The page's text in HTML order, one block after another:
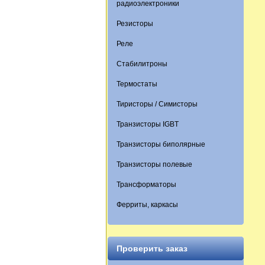
радиоэлектроники
Резисторы
Реле
Стабилитроны
Термостаты
Тиристоры / Симисторы
Транзисторы IGBT
Транзисторы биполярные
Транзисторы полевые
Трансформаторы
Ферриты, каркасы
Проверить заказ